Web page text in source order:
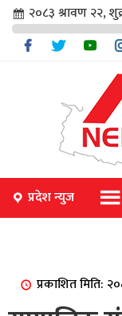
२०८३ श्रावण २२,
प्रदेश न्युज
प्रकाशित मिति: